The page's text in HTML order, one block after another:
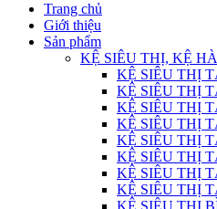
Trang chủ
Giới thiệu
Sản phẩm
KỆ SIÊU THỊ, KỆ
KỆ SIÊU THỊ
KỆ SIÊU THỊ
KỆ SIÊU THỊ
KỆ SIÊU THỊ
KỆ SIÊU THỊ
KỆ SIÊU THỊ
KỆ SIÊU THỊ
KỆ SIÊU THỊ